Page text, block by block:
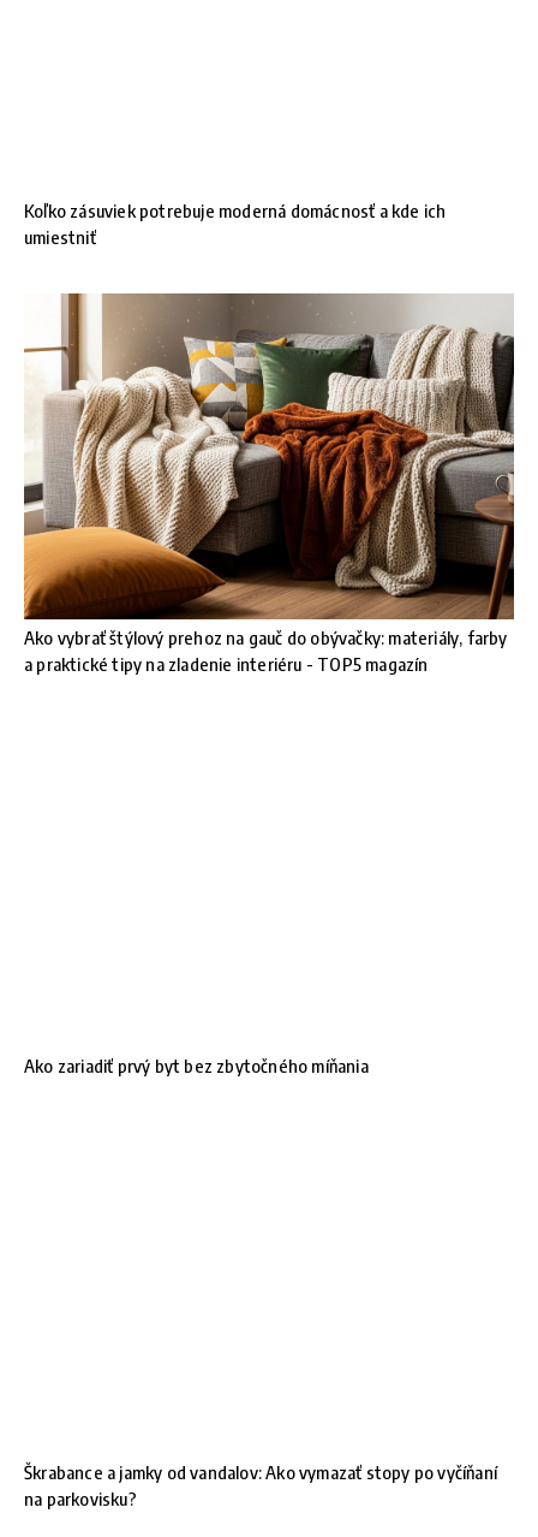
Koľko zásuviek potrebuje moderná domácnosť a kde ich
umiestniť
Ako vybrať štýlový prehoz na gauč do obývačky: materiály, farby
a praktické tipy na zladenie interiéru - TOP5 magazín
Ako zariadiť prvý byt bez zbytočného míňania
Škrabance a jamky od vandalov: Ako vymazať stopy po vyčíňaní
na parkovisku?